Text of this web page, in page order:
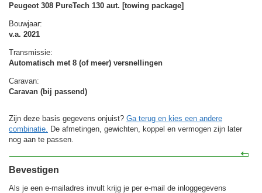
Peugeot 308 PureTech 130 aut. [towing package]
Bouwjaar:
v.a. 2021
Transmissie:
Automatisch met 8 (of meer) versnellingen
Caravan:
Caravan (bij passend)
Zijn deze basis gegevens onjuist? Ga terug en kies een andere
combinatie. De afmetingen, gewichten, koppel en vermogen zijn later
nog aan te passen.
Bevestigen
Als je een e-mailadres invult krijg je per e-mail de inloggegevens